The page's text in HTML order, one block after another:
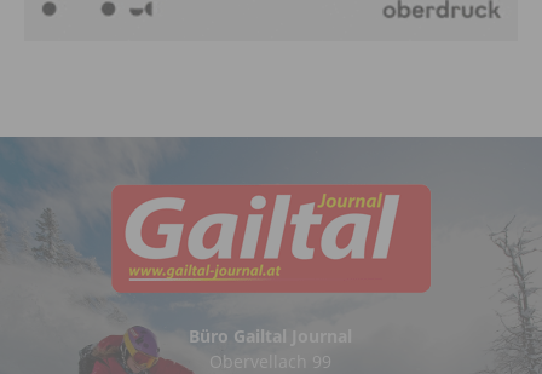
Büro Gailtal Journal
Obervellach 99